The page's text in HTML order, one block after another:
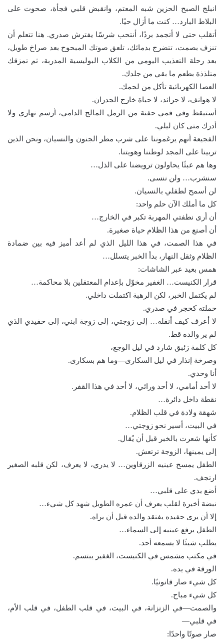
انبلج الصبح الحزين شبه المعتم، وانقبض قلبي فجأة، صحوت على
البلاط البارد… كنت ما أزال حيًا.
أتقلب حتى لا أتجمد بردًا، أنتحب شرسًا يفترش صدري. هنا تتعلم أن
تنزف بصمت، تتضرج بدمائك، تلعق صوتك المبحوح بعد صراخ طويل،
بعد رحلة التعذيب اليومي من الكلاب البوليسية المدربة، ثم تمزقك
متلذذة بطعم ما بقي من جلدك.
العصا الكهربائية تأكل من لحمك.
لا هواتف، لا جرائد، لا حياة خارج الجدران.
أستيقظ وفي فمي حفنة من الرمل المالح الدامي، أرسم نهاري ولا
أدرك متى كان ليلي.
الفجيعة أنهم يرغموننا على شرب مطر الجنون والنسيان، ونحن الذين
تربينا على المجد لوطننا وهويتنا.
وها هم عبثًا يحاولون ترويضنا على الذل…
سنشرب… ولن ننسى.
لن أسمح لطفلي بالنسيان.
كل ما أملك الآن حلم واحد:
أن أرى نطفتي المهربة تكبر في الخارج…
أن أصنع من هذا الظلام حياة صغيرة.
في هذا الصمت، في هذا الليل الذي لم أعد أميز فيه بين ضمادة
الظلام وثقل النهار، بدأ الخبر يتسلل…
همس بعيد عبر الشاشات:
قرار الكنيست… الغفير مخوّل بإعدام المعتقلين بلا محاكمة…
لم يكتمل الخبر، لكن الرهبة اكتملت داخلي.
حملته كحجر في صدري.
لا أعرف كيف أنقله… إلى زوجتي، إلى زوجة ابني، إلى حفيدي الذي
لم ير والده قط.
كل كلمة زئبق شارد في ليل الوجع،
وصرخة إنذار في ليل السكارى—وما هم بسكارى.
أنا وحدي.
لا أحد أمامي، لا أحد ورائي، لا أحد في هذا القفر.
نقطة داخل دائرة…
شهقة ولادة في قلب الظلام.
في البيت، أسير نحو زوجتي…
كأنها شعرت بالخبر قبل أن يُقال.
إلى يمينها، الزوجة ترتعش.
الطفل يمسح عينيه الزرقاوين… لا يدري، لا يعرف، لكن قلبه الصغير
ارتجف.
أضع يدي على قلبي…
نبضة أخيرة لقلب يعرف أن عمره الطويل شهد كل شيء…
إلا أن يرى حفيده يفتقد والده قبل أن يراه.
الطفل يرفع عينيه إلى السماء…
يطلب شيئًا لا يسمعه أحد.
في مكتب مشمس في الكنيست، الغفير يبتسم.
الورقة في يده.
كل شيء صار قانونيًا.
كل شيء مباح.
والصمت—في الزنزانة، في البيت، في قلب الطفل، في قلب الأم،
في قلبي—
صار صوتًا واحدًا: